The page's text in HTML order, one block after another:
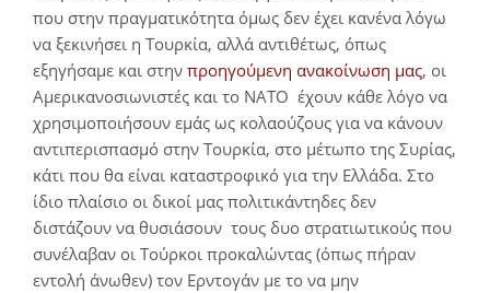
που στην πραγματικότητα όμως δεν έχει κανένα λόγω
να ξεκινήσει η Τουρκία, αλλά αντιθέτως, όπως
εξηγήσαμε και στην προηγούμενη ανακοίνωση μας, οι
Αμερικανοσιωνιστές και το ΝΑΤΟ έχουν κάθε λόγο να
χρησιμοποιήσουν εμάς ως κολαούζους για να κάνουν
αντιπερισπασμό στην Τουρκία, στο μέτωπο της Συρίας,
κάτι που θα είναι καταστροφικό για την Ελλάδα. Στο
ίδιο πλαίσιο οι δικοί μας πολιτικάντηδες δεν
διστάζουν να θυσιάσουν τους δυο στρατιωτικούς που
συνέλαβαν οι Τούρκοι προκαλώντας (όπως πήραν
εντολή άνωθεν) τον Ερντογάν με το να μην